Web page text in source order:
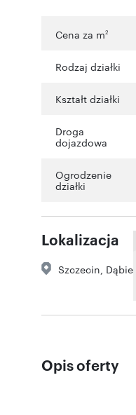
Cena za m2
Rodzaj działki
Kształt działki
Droga
dojazdowa
Ogrodzenie
działki
Lokalizacja
Szczecin Dąbie
Opis oferty